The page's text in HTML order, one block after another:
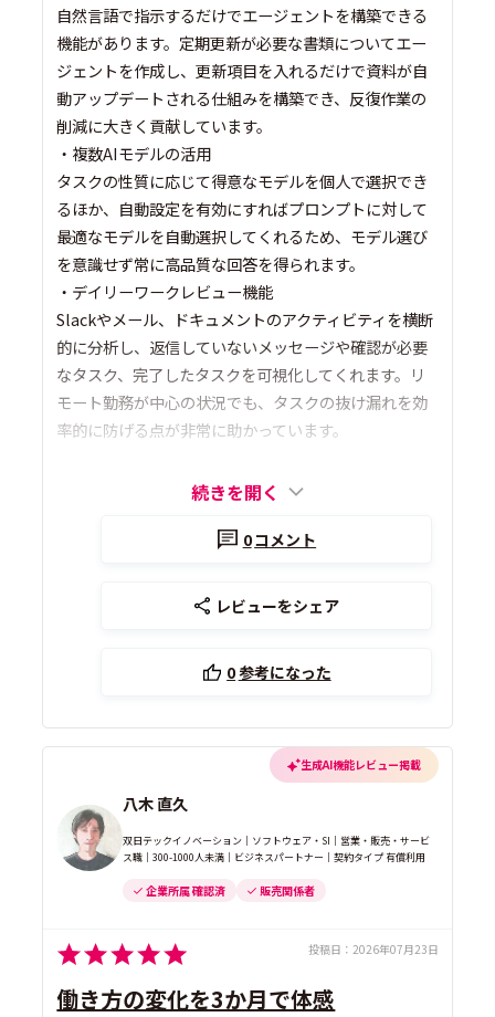
自然言語で指示するだけでエージェントを構築できる
機能があります。定期更新が必要な書類についてエー
ジェントを作成し、更新項目を入れるだけで資料が自
動アップデートされる仕組みを構築でき、反復作業の
削減に大きく貢献しています。
・複数AIモデルの活用
タスクの性質に応じて得意なモデルを個人で選択でき
るほか、自動設定を有効にすればプロンプトに対して
最適なモデルを自動選択してくれるため、モデル選び
を意識せず常に高品質な回答を得られます。
・デイリーワークレビュー機能
Slackやメール、ドキュメントのアクティビティを横断
的に分析し、返信していないメッセージや確認が必要
なタスク、完了したタスクを可視化してくれます。リ
モート勤務が中心の状況でも、タスクの抜け漏れを効
率的に防げる点が非常に助かっています。
続きを開く
0コメント
レビューをシェア
0参考になった
生成AI機能レビュー掲載
八木 直久
双日テックイノベーション｜ソフトウェア・SI｜営業・販売・サービ
ス職｜300-1000人未満｜ビジネスパートナー｜契約タイプ 有償利用
企業所属 確認済 販売関係者
投稿日： 2026年07月23日
働き方の変化を3か月で体感